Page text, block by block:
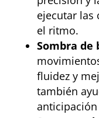
ejecutar las
el ritmo.
Sombra de
fluidez y
también